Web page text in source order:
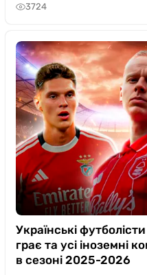
3724
Українські
грає та усі іноземні
в сезоні 2025-2026